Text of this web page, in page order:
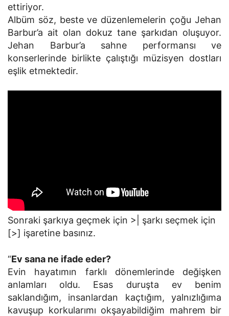
ettiriyor.
Albüm söz, beste ve düzenlemelerin çoğu Jehan
Barbur’a ait olan dokuz tane şarkıdan oluşuyor.
Jehan Barbur’a sahne performansı ve
konserlerinde birlikte çalıştığı müzisyen dostları
eşlik etmektedir.
Sonraki şarkıya geçmek için >| şarkı seçmek için
[>] işaretine basınız.
“Ev sana ne ifade eder?
Evin hayatımın farklı dönemlerinde değişken
anlamları oldu. Esas duruşta ev benim
saklandığım, insanlardan kaçtığım, yalnızlığıma
kavuşup korkularımı okşayabildiğim mahrem bir